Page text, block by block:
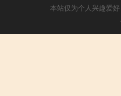
本站仅为个人兴趣爱